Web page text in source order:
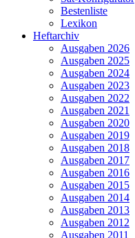
Bestenliste
Lexikon
Heftarchiv
Ausgaben 2026
Ausgaben 2025
Ausgaben 2024
Ausgaben 2023
Ausgaben 2022
Ausgaben 2021
Ausgaben 2020
Ausgaben 2019
Ausgaben 2018
Ausgaben 2017
Ausgaben 2016
Ausgaben 2015
Ausgaben 2014
Ausgaben 2013
Ausgaben 2012
Ausgaben 2011